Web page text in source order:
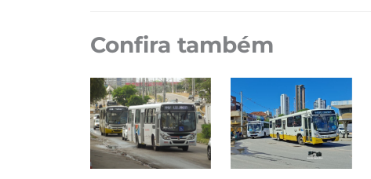
Confira também